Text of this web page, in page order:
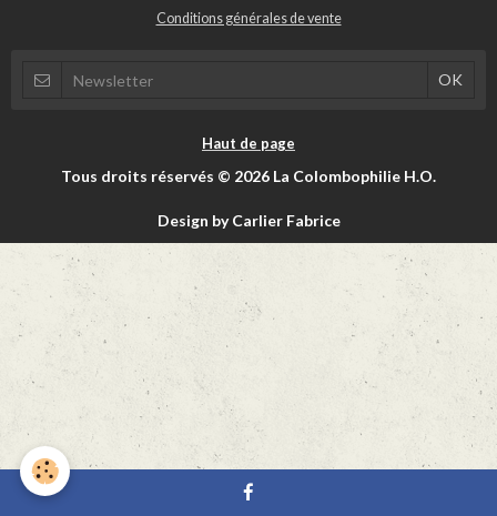
Conditions générales de vente
Haut de page
Tous droits réservés © 2026 La Colombophilie H.O.
Design by Carlier Fabrice